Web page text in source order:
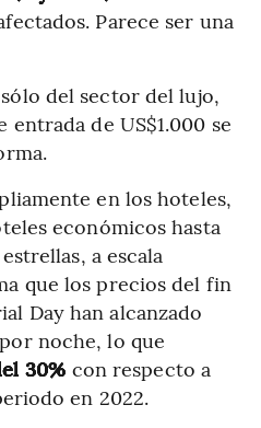
Parece ser una
del sector del lujo,
de US$1.000 se
en los hoteles,
económicos hasta
a escala
que los precios del fin
Day han alcanzado
noche, lo que
30% con respecto a
en 2022.